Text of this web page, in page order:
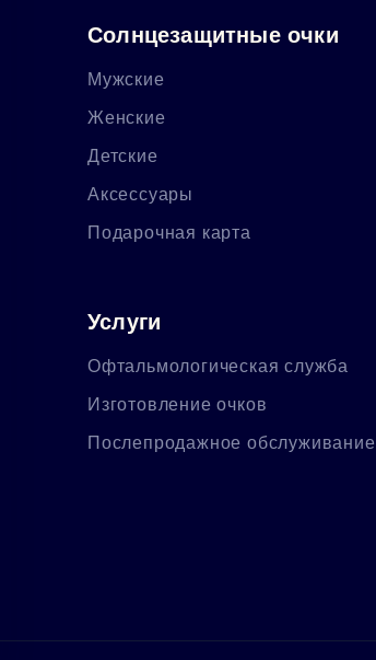
Солнцезащитные очки
Мужские
Женские
Детские
Аксессуары
Подарочная карта
Услуги
Офтальмологическая служба
Изготовление очков
Послепродажное обслуживание